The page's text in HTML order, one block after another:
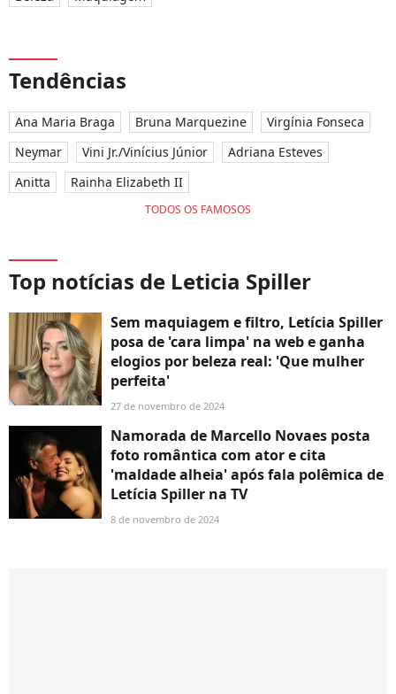
Tendências
Ana Maria Braga Bruna Marquezine
Virgínia Fonseca
Neymar
Vini Jr./Vinícius Júnior
Adriana Esteves
Anitta
Rainha Elizabeth II
TODOS OS FAMOSOS
Top notícias de Leticia Spiller
Sem maquiagem e filtro, Letícia Spiller
posa de 'cara limpa' na web e ganha
elogios por beleza real: 'Que mulher
perfeita'
27 de novembro de 2024
Namorada de Marcello Novaes posta
foto romântica com ator e cita
'maldade alheia' após fala polêmica de
Letícia Spiller na TV
8 de novembro de 2024